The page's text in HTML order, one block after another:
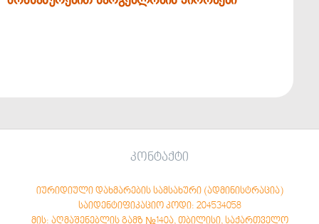
კონტაქტი
იურიდიული დახმარების სამსახური (ადმინისტრაცია)
საიდენტიფიკაციო კოდი: 204534058
მის: აღმაშენებლის გამზ №140ა, თბილისი, საქართველო